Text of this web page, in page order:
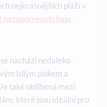
nejkrásnějších pláží v
nezapomenutelnou
nachází nedaleko
bílým pískem a
také oblíbená mezi
které jsou ideální pro